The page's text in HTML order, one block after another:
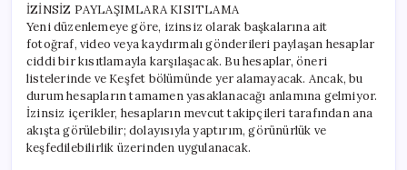
İZİNSİZ PAYLAŞIMLARA KISITLAMA
Yeni düzenlemeye göre, izinsiz olarak başkalarına ait
fotoğraf, video veya kaydırmalı gönderileri paylaşan hesaplar
ciddi bir kısıtlamayla karşılaşacak. Bu hesaplar, öneri
listelerinde ve Keşfet bölümünde yer alamayacak. Ancak, bu
durum hesapların tamamen yasaklanacağı anlamına gelmiyor.
İzinsiz içerikler, hesapların mevcut takipçileri tarafından ana
akışta görülebilir; dolayısıyla yaptırım, görünürlük ve
keşfedilebilirlik üzerinden uygulanacak.